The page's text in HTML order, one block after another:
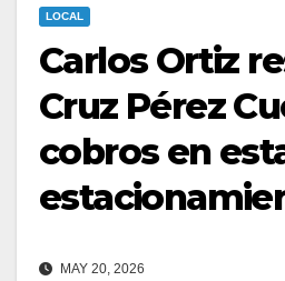
LOCAL
Carlos Ortiz
Cruz Pérez
cobros en
MAY 20, 2026